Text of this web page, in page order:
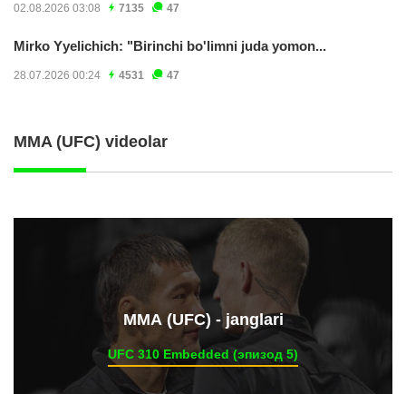
02.08.2026 03:08 7135 47
Mirko Yyelichich: "Birinchi bo'limni juda yomon...
28.07.2026 00:24 4531 47
MMA (UFC) videolar
ММА (UFC) - janglari
UFC 310 Embedded (эпизод 5)